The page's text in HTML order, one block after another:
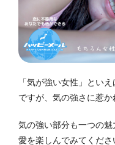
「気が強い女性」とい
ですが、気の強さに惹か
気の強い部分も一つの
愛を楽しんでみてくださ